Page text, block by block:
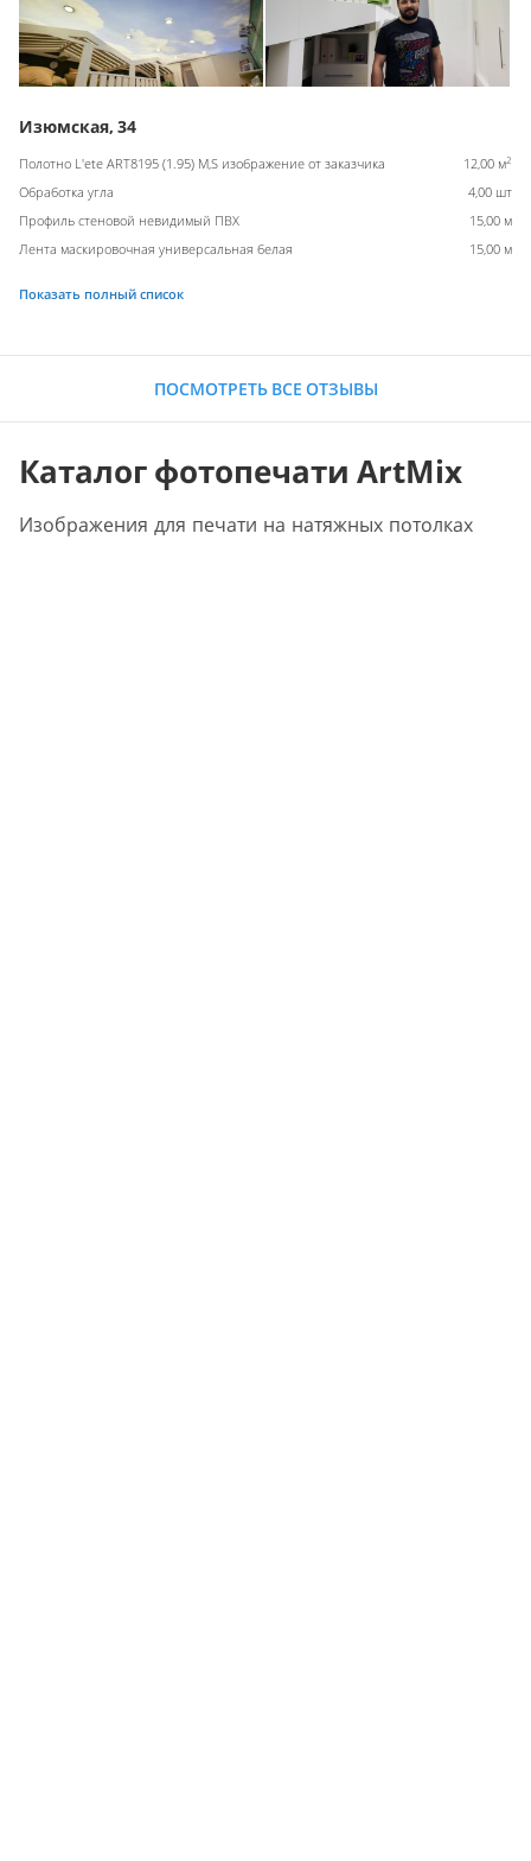
Изюмская, 34
Полотно L'ete ART8195 (1.95) M,S изображение от заказчика 12,00 м2
Обработка угла
4,00 шт
Профиль стеновой невидимый ПВХ
15,00 м
Лента маскировочная универсальная белая
15,00 м
Показать полный список
ПОСМОТРЕТЬ ВСЕ ОТЗЫВЫ
Каталог фотопечати ArtMix
Изображения для печати на натяжных потолках